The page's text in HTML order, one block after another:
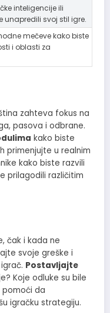
inteligencije ili
unapredili svoj stil igre.
mečeve kako biste
i oblasti za
zahteva fokus na
pasova i odbrane.
kako biste
primenjujte u realnim
kako biste razvili
prilagodili različitim
čak i kada ne
svoje greške i
Postavljajte
Koje odluke su bile
pomoći da
igračku strategiju.